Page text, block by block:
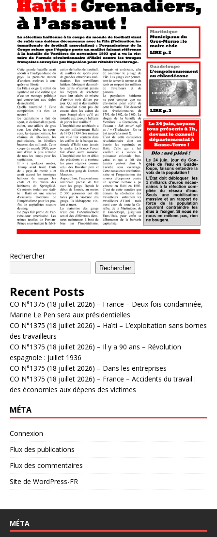
Rechercher
Rechercher
Recent Posts
CO N°1375 (18 juillet 2026) – France – Deux fois condamnée,
Marine Le Pen sera aux présidentielles
CO N°1375 (18 juillet 2026) – Haïti – L’exploitation sans bornes
des travailleurs
CO N°1375 (18 juillet 2026) – Il y a 90 ans – Révolution
espagnole : juillet 1936
CO N°1375 (18 juillet 2026) – Dans les entreprises
CO N°1375 (18 juillet 2026) – France – Accidents du travail :
des économies aux dépens des victimes
MÉTA
Connexion
Flux des publications
Flux des commentaires
Site de WordPress-FR
MÉTA